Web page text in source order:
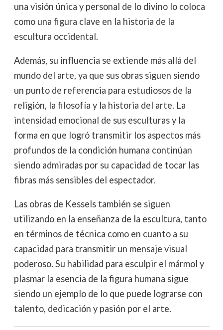
una visión única y personal de lo divino lo coloca
como una figura clave en la historia de la
escultura occidental.
Además, su influencia se extiende más allá del
mundo del arte, ya que sus obras siguen siendo
un punto de referencia para estudiosos de la
religión, la filosofía y la historia del arte. La
intensidad emocional de sus esculturas y la
forma en que logró transmitir los aspectos más
profundos de la condición humana continúan
siendo admiradas por su capacidad de tocar las
fibras más sensibles del espectador.
Las obras de Kessels también se siguen
utilizando en la enseñanza de la escultura, tanto
en términos de técnica como en cuanto a su
capacidad para transmitir un mensaje visual
poderoso. Su habilidad para esculpir el mármol y
plasmar la esencia de la figura humana sigue
siendo un ejemplo de lo que puede lograrse con
talento, dedicación y pasión por el arte.